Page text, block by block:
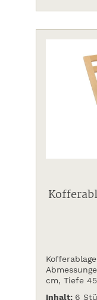
Abmessungen: Höhe
cm, Tiefe
Inhalt: 6